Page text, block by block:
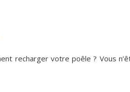
recharger votre poêle ? Vous